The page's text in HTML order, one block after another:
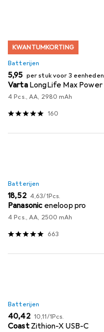
KWANTUMKORTING
Batterijen
EUR
5,95 per stuk voor 3 eenheden
Varta LongLife Max Power
4 Pcs., AA, 2980 mAh
160
Batterijen
EUR
18,52 EUR
4,63/1Pcs.
Panasonic eneloop pro
4 Pcs., AA, 2500 mAh
663
Batterijen
EUR
40,42 EUR
10,11/1Pcs.
Coast Zithion-X USB-C